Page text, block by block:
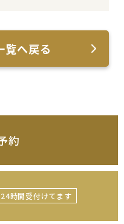
覧へ戻る
約
24時間受付けてます